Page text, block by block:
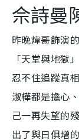
佘詩曼
昨晚煒哥飾演
「天堂與地獄
忍不住追蹤真
淑樺都是擔心
己一再失望的
出了與日俱增